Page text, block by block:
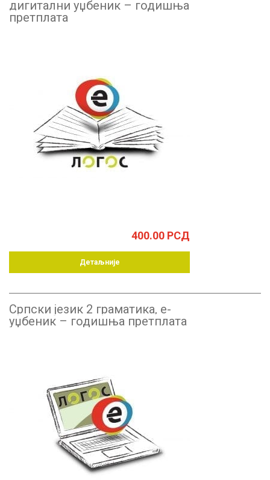
дигитални уџбеник – годишња
претплата
400.00 РСД
Детаљније
Српски језик 2 граматика, е-
уџбеник – годишња претплата